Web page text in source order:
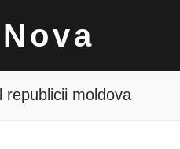
republicii moldova